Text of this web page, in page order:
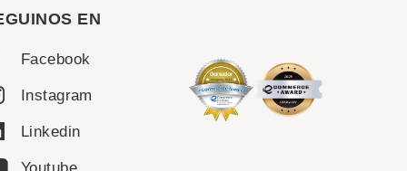
EN
Facebook
Instagram
Linkedin